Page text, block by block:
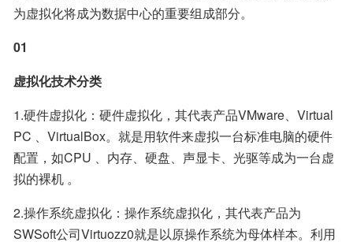
为虚拟化将成为数据中心的重要组成部分。
01
虚拟化技术分类
1.硬件虚拟化：硬件虚拟化，其代表产品VMware、Virtual
PC 、VirtualBox。就是用软件来虚拟一台标准电脑的硬件
配置，如CPU 、内存、硬盘、声显卡、光驱等成为一台虚
拟的裸机 。
2.操作系统虚拟化：操作系统虚拟化，其代表产品为
SWSoft公司Virtuozz0就是以原操作系统为母体样本。利用